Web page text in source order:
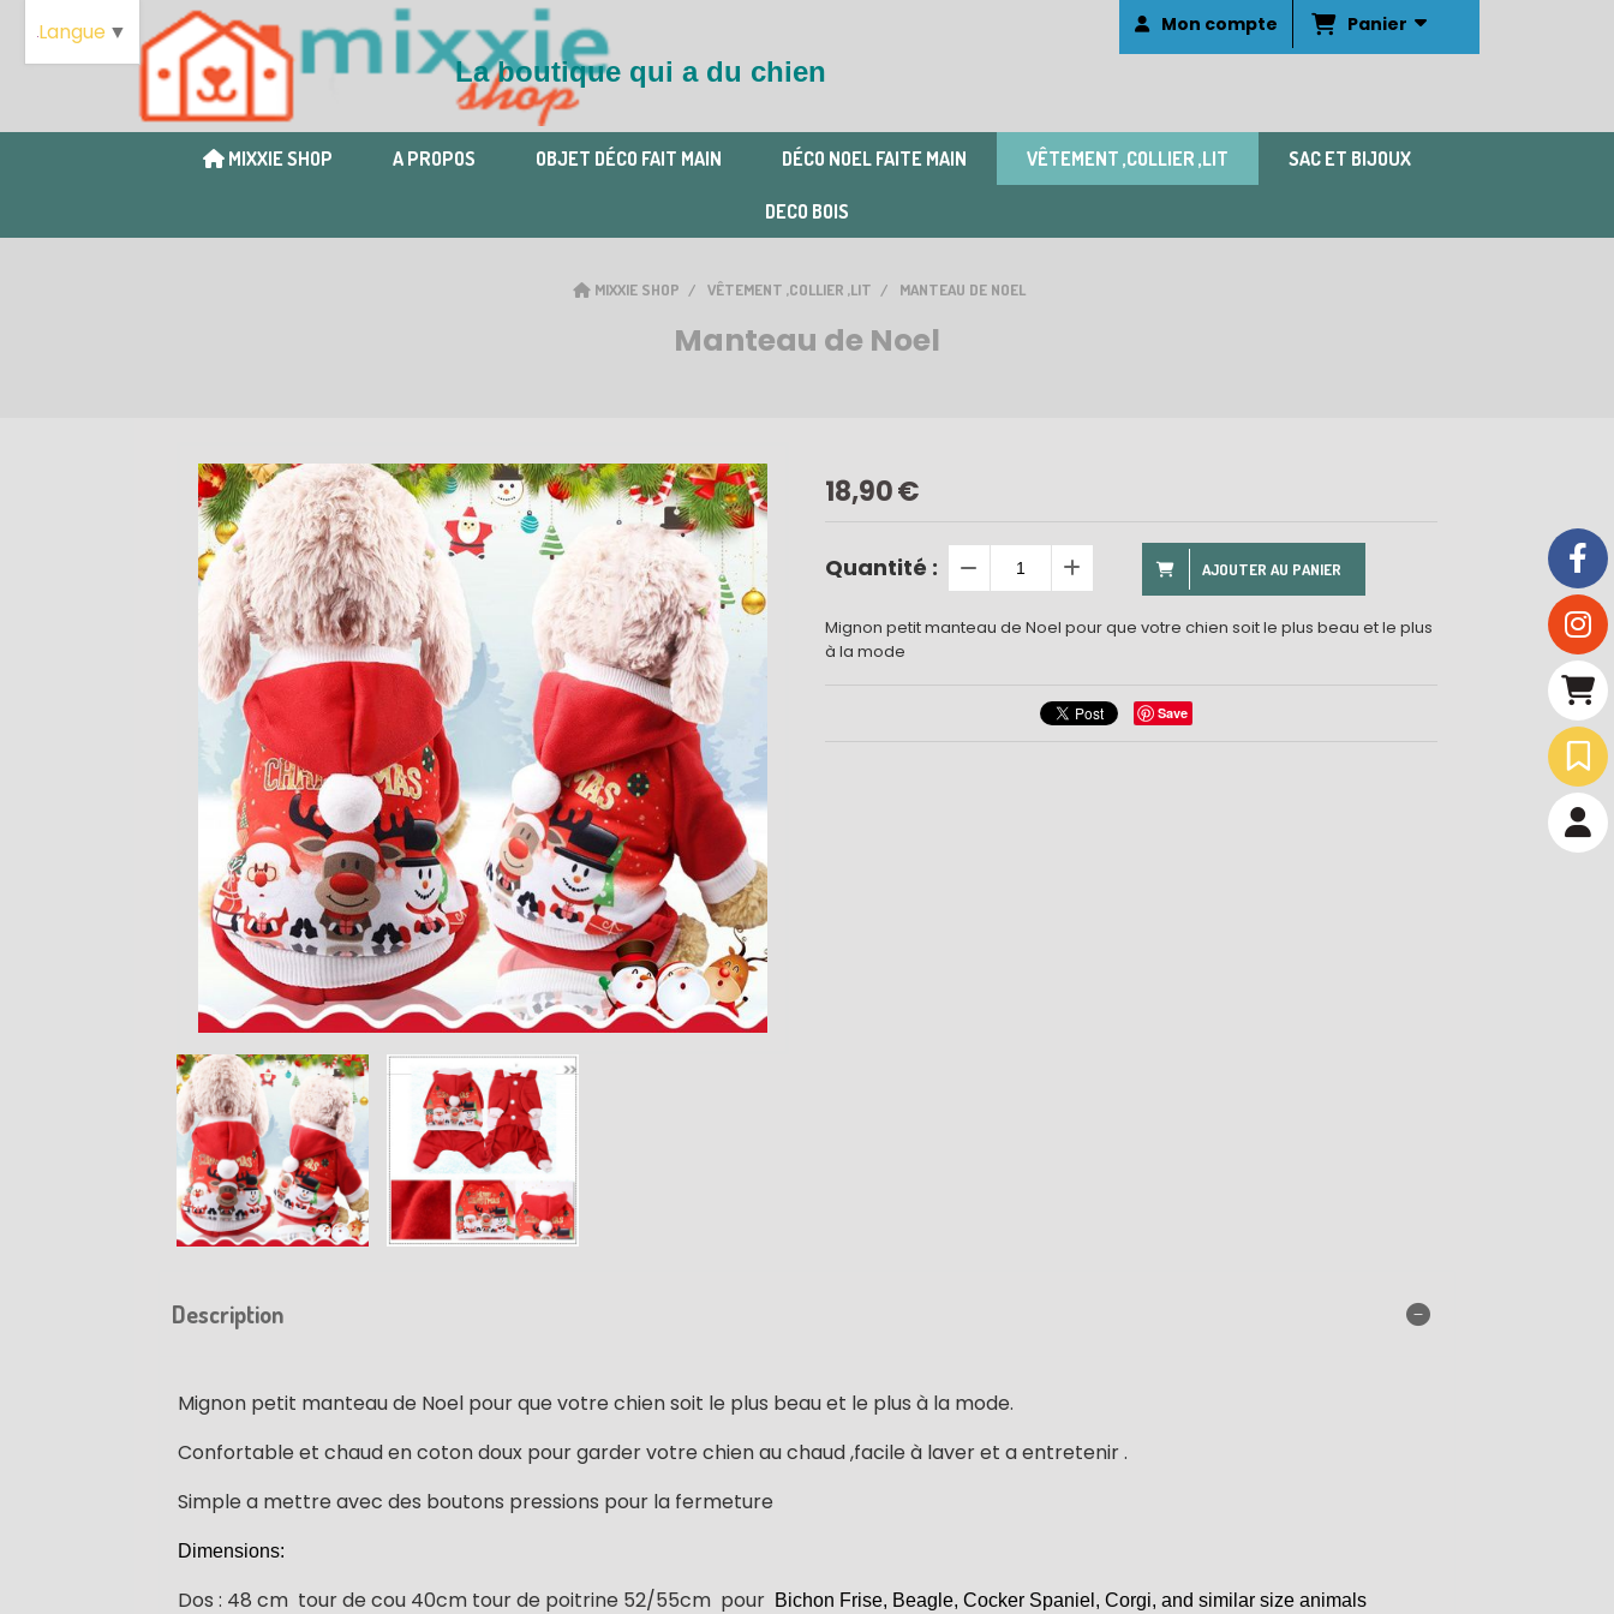
La boutique qui a du chien
Mon compte Panier
MIXXIE SHOP A PROPOS OBJET DÉCO FAIT MAIN DÉCO NOEL FAITE MAIN VÊTEMENT ,COLLIER ,LIT SAC ET BIJOUX
DECO BOIS
MIXXIE SHOP VÊTEMENT ,COLLIER ,LIT MANTEAU DE NOEL
Manteau de Noel
18,90€
Quantité : AJOUTER AU PANIER
Mignon petit manteau de Noel pour que votre chien soit le plus beau et le plus
à la mode
Save
Description
Mignon petit manteau de Noel pour que votre chien soit le plus beau et le plus à la mode.
Confortable et chaud en coton doux pour garder votre chien au chaud ,facile à laver et a entretenir .
Simple a mettre avec des boutons pressions pour la fermeture
Dimensions:
Dos : 48 cm tour de cou 40cm tour de poitrine 52/55cm pour Bichon Frise, Beagle, Cocker Spaniel, Corgi, and similar size animals
Langue ▼